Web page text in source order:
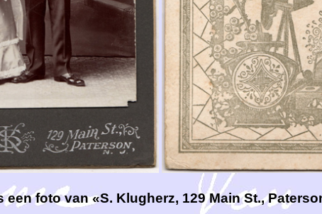
een foto van «S. Klugherz, 129 Main St.,